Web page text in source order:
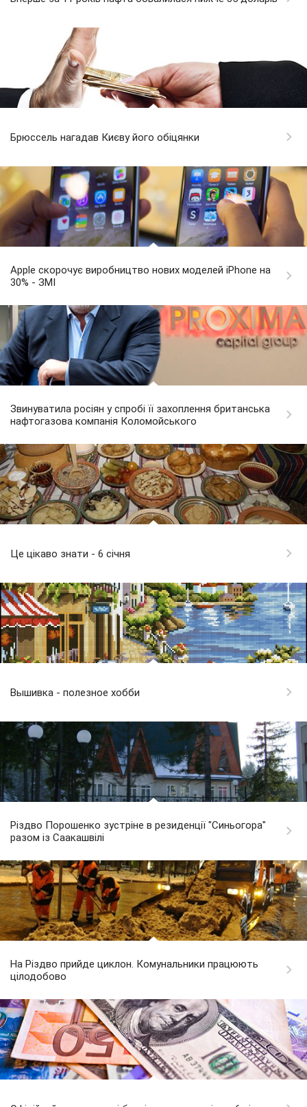
Брюссель нагадав Києву його обіцянки
Apple скорочує виробництво нових моделей iPhone на
30% - ЗМІ
Звинуватила росіян у спробі її захоплення британська
нафтогазова компанія Коломойського
Це цікаво знати - 6 січня
Вышивка - полезное хобби
Різдво Порошенко зустріне в резиденції "Синьогора"
разом із Саакашвілі
На Різдво прийде циклон. Комунальники працюють
цілодобово